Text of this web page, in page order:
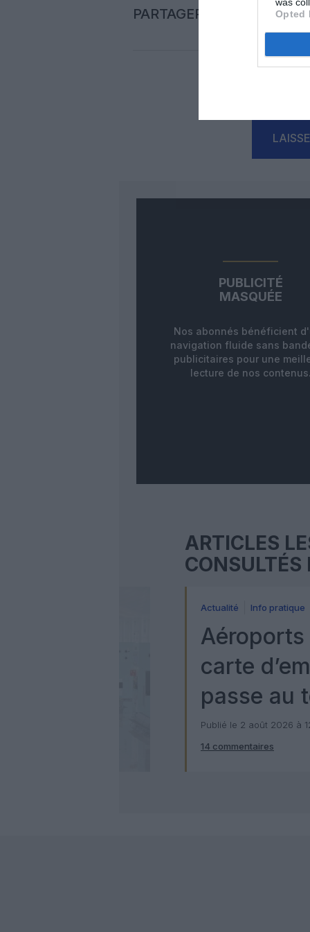
Opted
PARTAGER L'ARTICLE
PUBLICITÉ
MASQUÉE
Nos abonnés bénéficient
navigation fluide sans
publicitaires pour une
lecture de nos contenus.
ARTICLES
CONSULTÉS
Actualité Info pratique
carte
passe au
Check
Publié le 2 août 2026 à
14 commentaires